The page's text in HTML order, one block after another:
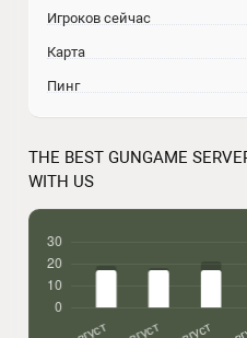
THE BEST GUNGAME
WITH US
Игроков сейчас
Карта
Пинг